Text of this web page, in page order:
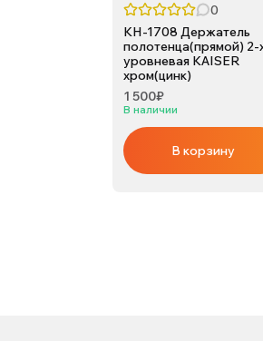
0
KH-1708 Держатель
полотенца(прямой) 2-
уровневая KAISER
хром(цинк)
1 500₽
В наличии
В корзину